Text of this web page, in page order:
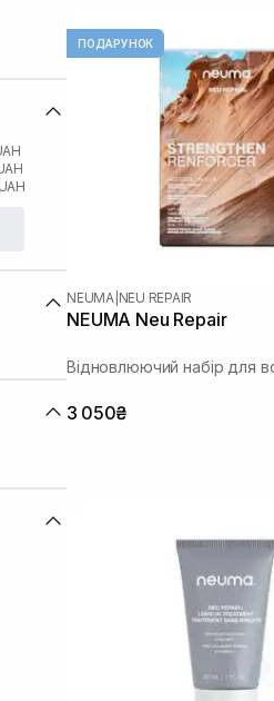
ПОДАРУНОК
NEUMA NEU REPAIR
NEUMA Neu Repair
Відновлюючий набір для
3 050₴